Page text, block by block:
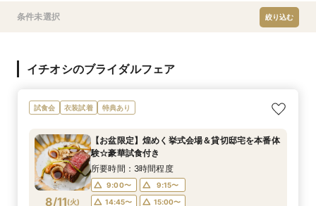
条件未選択 絞り込む
イチオシのブライダルフェア
試食会 衣装試着 特典あり
8/11(火)
【お盆限定】煌めく挙式会場＆貸切邸宅を本番体
験☆豪華試食付き
所要時間：3時間程度
9:00〜
9:15〜
14:45〜
15:00〜